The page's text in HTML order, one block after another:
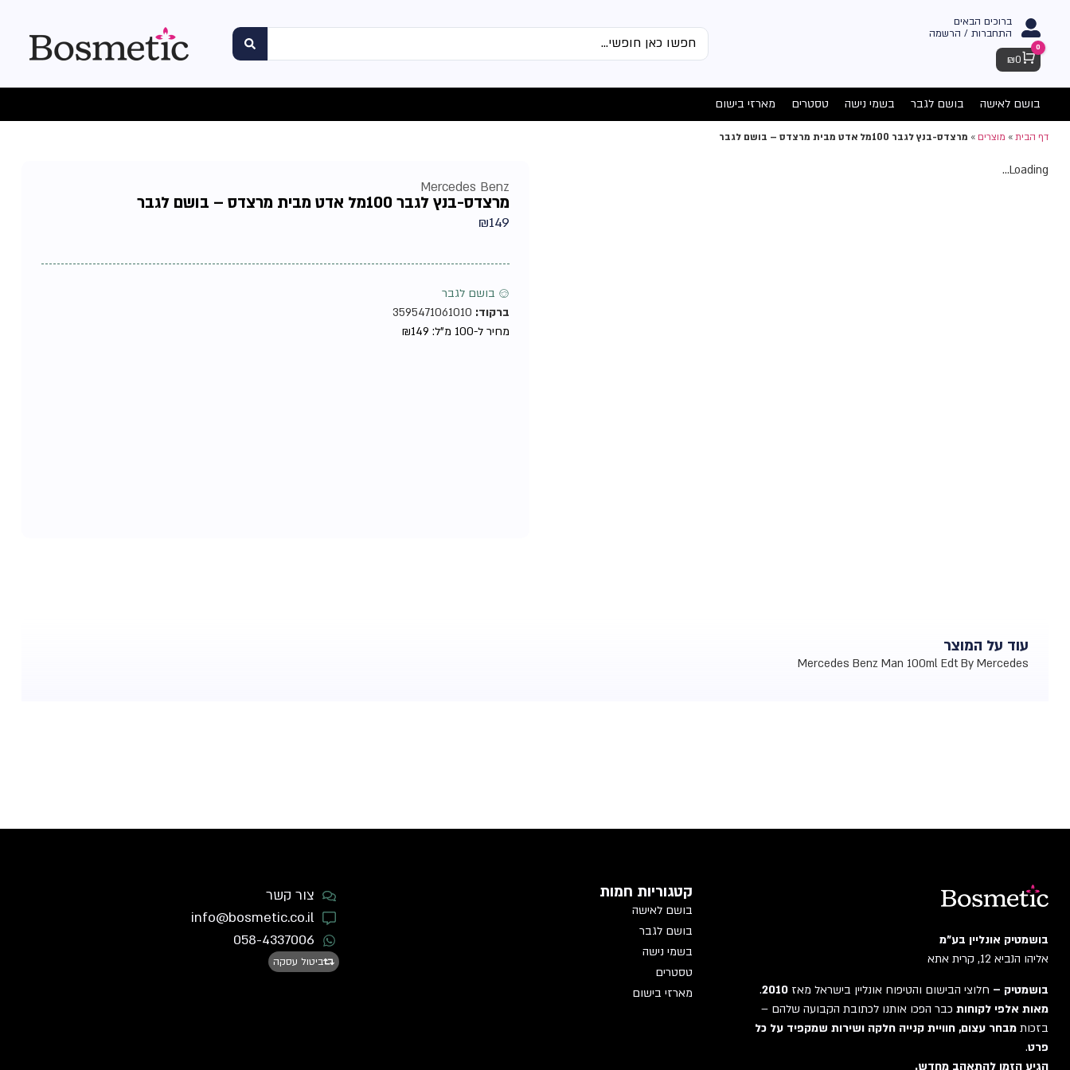
ברוכים הבאים
התחברות / הרשמה
Cart
0
₪0
בושם לאישה בושם לגבר בשמי נישה טסטרים מארזי בישום
דף הבית» מוצרים» מרצדס-בנץ לגבר 100מל אדט מבית מרצדס – בושם לגבר
Loading...
Mercedes Benz
מרצדס-בנץ לגבר 100מל אדט מבית מרצדס – בושם לגבר
₪149
♂ בושם לגבר
ברקוד:
מחיר ל-100 מ"ל:
₪149
עוד על המוצר
Mercedes Benz Man 100ml Edt By Mercedes
בושמטיק אונליין בע"מ
אליהו הנביא 12, קרית אתא
בושמטיק – חלוצי הבישום והטיפוח אונליין בישראל מאז 2010
.
מאות אלפי לקוחות כבר הפכו אותנו לכתובת הקבועה שלהם –
בזכות מבחר עצום, חוויית קנייה חלקה ושירות שמקפיד על כל
פרט.
הגיע הזמן להתאהב מחדש.
קטגוריות חמות
בושם לאישה
בושם לגבר
בשמי נישה
טסטרים
מארזי בישום
צור קשר
info@bosmetic.co.il
058-4337006
ביטול עסקה